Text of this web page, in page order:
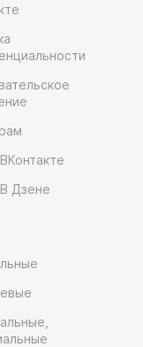
Дзене